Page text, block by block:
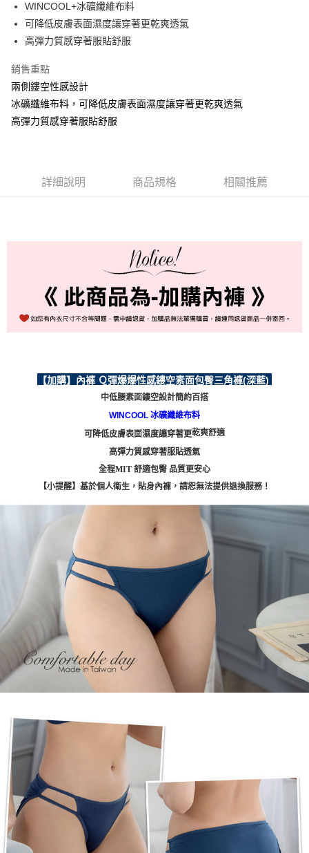
運送方式
全家取貨付款
付款後全家取貨
每筆NT$60，滿NT$999(含以上)免運費
付款後7-11取貨
WINCOOL+冰礦纖維布料
可降低皮膚表面濕度讓穿著更乾爽透氣
高彈力質感穿著服貼舒服
銷售重點
兩側鏤空性感設計
冰礦纖維布料，可降低皮膚表面濕度讓穿著更乾爽透氣
高彈力質感穿著服貼舒服
詳細說明 商品規格 相關推薦
【加購】內褲 Ｑ彈爆爆性感鏤空素面包臀三角褲(深藍)
中低腰素面鏤空設計簡約百搭
WINCOOL 冰礦纖維布料
可降低皮膚表面濕度讓穿著更乾爽舒適
高彈力質感穿著服貼透氣
全程MIT 舒適包臀 品質更安心
【小提醒】基於個人衛生，貼身內褲，請恕無法提供退換服務！